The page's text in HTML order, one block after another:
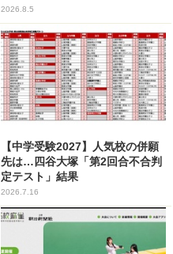
2026.8.5
【中学受験2027】人気校の併願
先は…四谷大塚「第2回合不合判
定テスト」結果
2026.7.16